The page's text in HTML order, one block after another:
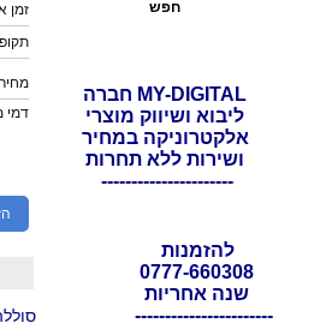
זמן
תקופת
דמי
MY-DIGITAL חברה
ליבוא ושיווק מוצרי
אלקטרוניקה במחיר
ושירות ללא תחרות
----------------------
להזמנות
0777-660308
שנה אחריות
-----------------------